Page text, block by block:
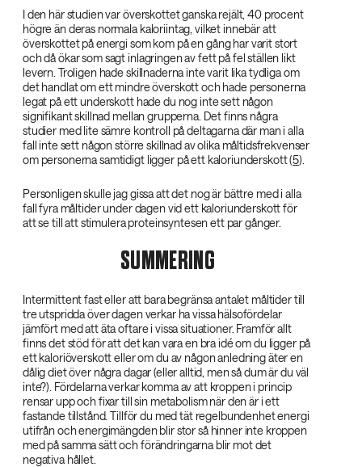
I den här studien var överskottet ganska rejält, 40 procent
högre än deras normala kaloriintag, vilket innebär att
överskottet på energi som kom på en gång har varit stort
och då ökar som sagt inlagringen av fett på fel ställen likt
levern. Troligen hade skillnaderna inte varit lika tydliga om
det handlat om ett mindre överskott och hade personerna
legat på ett underskott hade du nog inte sett någon
signifikant skillnad mellan grupperna. Det finns några
studier med lite sämre kontroll på deltagarna där man i alla
fall inte sett någon större skillnad av olika måltidsfrekvenser
om personerna samtidigt ligger på ett kaloriunderskott (5).
Personligen skulle jag gissa att det nog är bättre med i alla
fall fyra måltider under dagen vid ett kaloriunderskott för
att se till att stimulera proteinsyntesen ett par gånger.
SUMMERING
Intermittent fast eller att bara begränsa antalet måltider till
tre utspridda över dagen verkar ha vissa hälsofördelar
jämfört med att äta oftare i vissa situationer. Framför allt
finns det stöd för att det kan vara en bra idé om du ligger på
ett kaloriöverskott eller om du av någon anledning äter en
dålig diet över några dagar (eller alltid, men så dum är du väl
inte?). Fördelarna verkar komma av att kroppen i princip
rensar upp och fixar till sin metabolism när den är i ett
fastande tillstånd. Tillför du med tät regelbundenhet energi
utifrån och energimängden blir stor så hinner inte kroppen
med på samma sätt och förändringarna blir mot det
negativa hållet.